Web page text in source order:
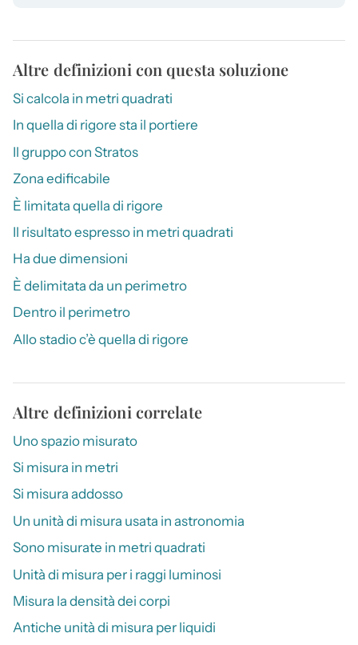
Altre definizioni con questa soluzione
Si calcola in metri quadrati
In quella di rigore sta il portiere
Il gruppo con Stratos
Zona edificabile
È limitata quella di rigore
Il risultato espresso in metri quadrati
Ha due dimensioni
È delimitata da un perimetro
Dentro il perimetro
Allo stadio c’è quella di rigore
Altre definizioni correlate
Uno spazio misurato
Si misura in metri
Si misura addosso
Un unità di misura usata in astronomia
Sono misurate in metri quadrati
Unità di misura per i raggi luminosi
Misura la densità dei corpi
Antiche unità di misura per liquidi